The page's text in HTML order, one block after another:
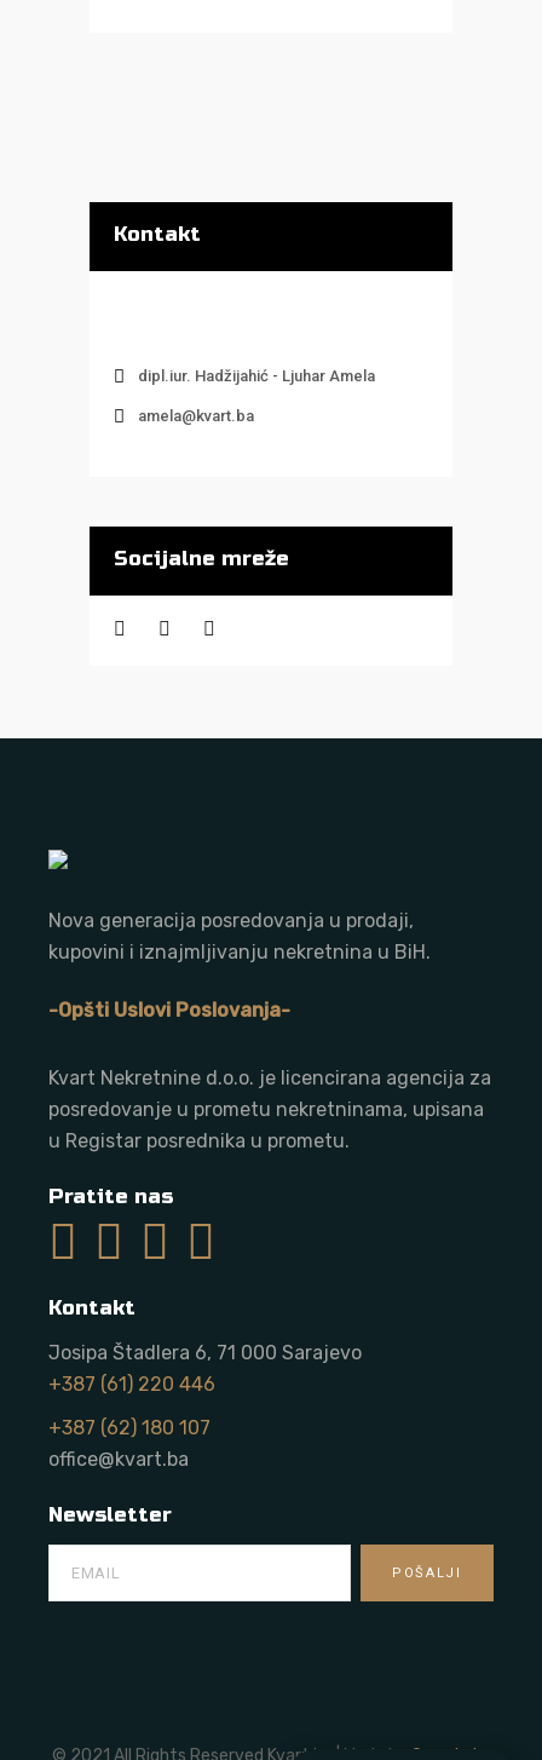
Kontakt
dipl.iur. Hadžijahić - Ljuhar Amela
amela@kvart.ba
Socijalne mreže
Nova generacija posredovanja u prodaji,
kupovini i iznajmljivanju nekretnina u BiH.
-Opšti Uslovi Poslovanja-
Kvart Nekretnine d.o.o. je licencirana agencija za
posredovanje u prometu nekretninama, upisana
u Registar posrednika u prometu.
Pratite nas
Kontakt
Josipa Štadlera 6, 71 000 Sarajevo
+387 (61) 220 446
+387 (62) 180 107
office@kvart.ba
Newsletter
© 2021 All Rights Reserved Kvart.ba | Made by Onze Labs